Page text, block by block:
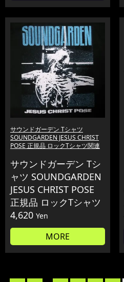
サウンドガーデン Tシャツ
SOUNDGARDEN JESUS CHRIST
POSE 正規品 ロックTシャツ関連
サウンドガーデン Tシ
ャツ SOUNDGARDEN
JESUS CHRIST POSE
正規品 ロックTシャツ
4,620 Yen
MORE